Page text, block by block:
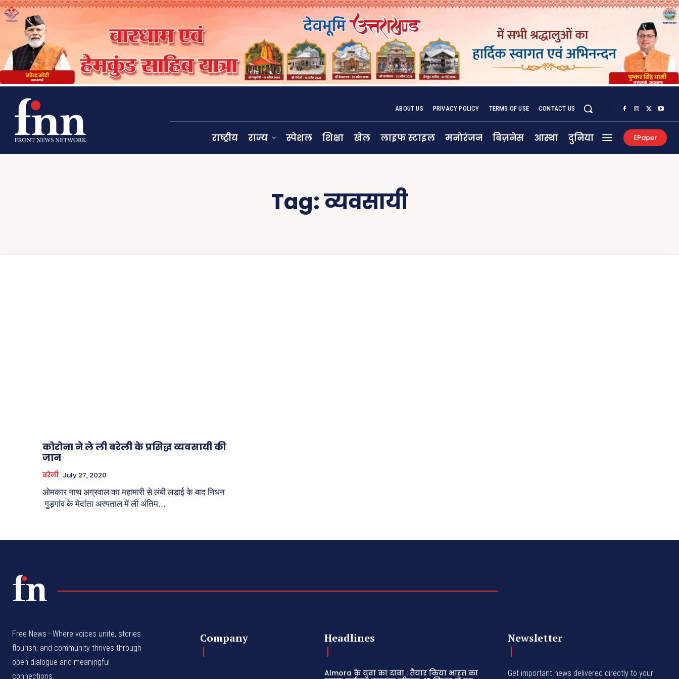
ABOUT US PRIVACY POLICY TERMS OF USE CONTACT US
राष्ट्रीय राज्य स्पेशल शिक्षा खेल लाइफ स्टाइल मनोरंजन बिज़नेस आस्था दुनिया EPaper
Tag:व्यवसायी
कोरोना ने ले ली बरेली के प्रसिद्ध व्यवसायी की
जान
बरेली July 27, 2020
ओमकार नाथ अग्रवाल का महामारी से लंबी लड़ाई के बाद निधन
गुड़गांव के मेदांता अस्पताल में ली अंतिम...
Free News - Where voices unite, stories
flourish, and community thrives through
open dialogue and meaningful
connections.
Company Headlines
Almora के युवा का दावा : तैयार किया भारत का
Newsletter
Get important news delivered directly to your